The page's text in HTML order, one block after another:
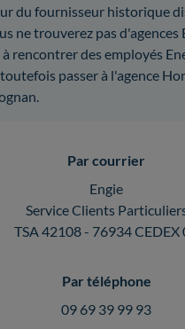
du fournisseur historique
ne trouverez pas d'agences
à rencontrer des employés
passer à l'agence
Par courrier
Engie
Service Clients
TSA 42108 - 76934 CEDEX
Par téléphone
09 69 39 99 93